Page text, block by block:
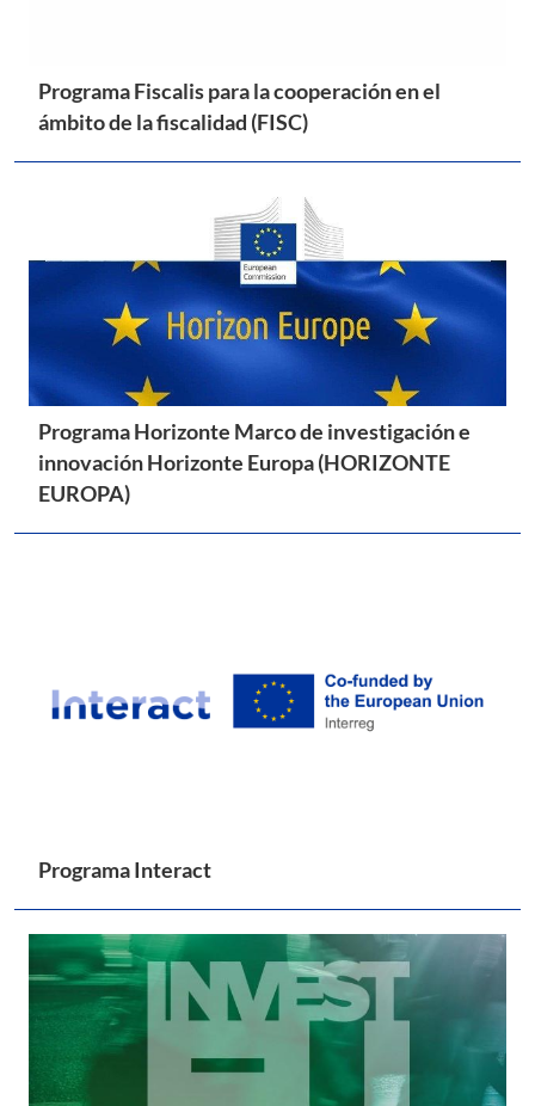
Programa Fiscalis para la cooperación en el
ámbito de la fiscalidad (FISC)
Programa Horizonte Marco de investigación e
innovación Horizonte Europa (HORIZONTE
EUROPA)
Programa Interact